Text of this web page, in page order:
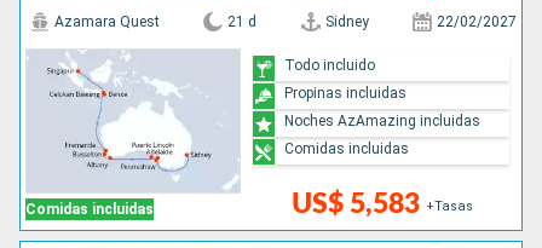
Comidas incluidas
Azamara Quest 21 d Sidney 22/02/2027
US$ 5,583 +Tasas
Todo incluido
Propinas incluidas
Noches AzAmazing incluidas
Comidas incluidas